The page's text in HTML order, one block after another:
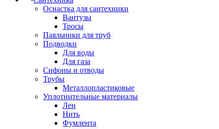
Оснастка для сантехники
Вантузы
Тросы
Паяльники для труб
Подводки
Для воды
Для газа
Сифоны и отводы
Трубы
Металлопластиковые
Уплотнительные материалы
Лен
Нить
Фумлента